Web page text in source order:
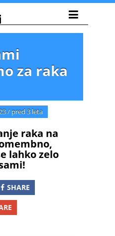
za raka
/ pred 3 leta
raka na
lahko zelo
SHARE